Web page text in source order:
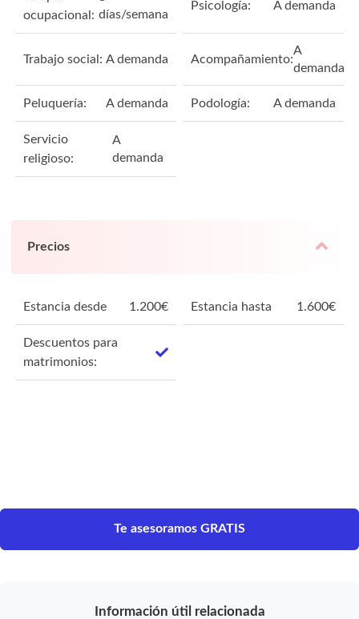
ocupacional: días/semana
Psicología: A demanda
Trabajo social: A demanda Acompañamiento:
A
demanda
Peluquería: A demanda Podología: A demanda
Servicio
religioso:
A
demanda
Precios
Estancia desde 1.200€ Estancia hasta 1.600€
Descuentos para
matrimonios:
Te asesoramos GRATIS
Información útil relacionada